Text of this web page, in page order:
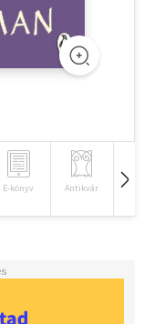
E-könyv Antikvár